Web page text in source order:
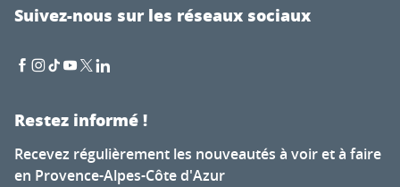
Suivez-nous sur les réseaux sociaux
Restez informé !
Recevez régulièrement les nouveautés à voir et à faire
en Provence-Alpes-Côte d'Azur